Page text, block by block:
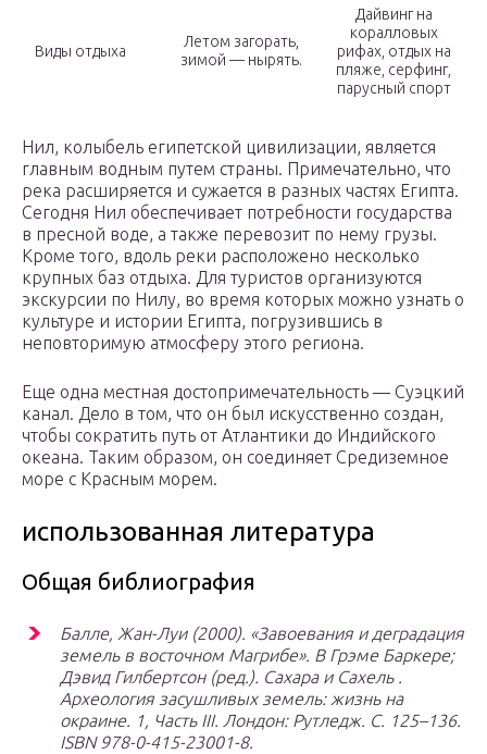
Виды отдыха
Летом загорать,
зимой — нырять.
Дайвинг на
коралловых
рифах, отдых на
пляже, серфинг,
парусный спорт
Нил, колыбель египетской цивилизации, является
главным водным путем страны. Примечательно, что
река расширяется и сужается в разных частях Египта.
Сегодня Нил обеспечивает потребности государства
в пресной воде, а также перевозит по нему грузы.
Кроме того, вдоль реки расположено несколько
крупных баз отдыха. Для туристов организуются
экскурсии по Нилу, во время которых можно узнать о
культуре и истории Египта, погрузившись в
неповторимую атмосферу этого региона.
Еще одна местная достопримечательность — Суэцкий
канал. Дело в том, что он был искусственно создан,
чтобы сократить путь от Атлантики до Индийского
океана. Таким образом, он соединяет Средиземное
море с Красным морем.
использованная литература
Общая библиография
Балле, Жан-Луи (2000). «Завоевания и деградация
земель в восточном Магрибе». В Грэме Баркере;
Дэвид Гилбертсон (ред.). Сахара и Сахель.
Археология засушливых земель: жизнь на
окраине. 1, Часть III. Лондон: Рутледж. С. 125–136.
ISBN 978-0-415-23001-8.